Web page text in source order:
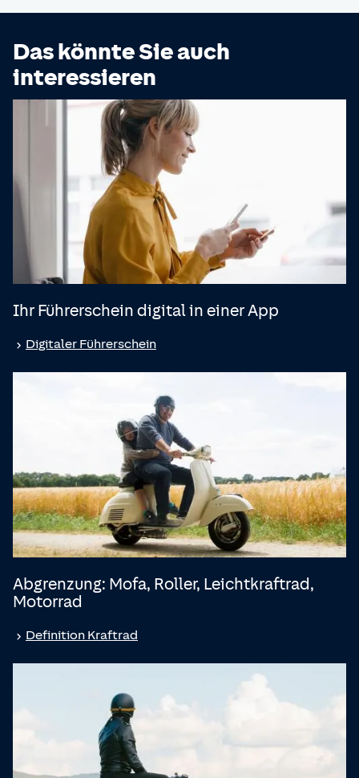
Das könnte Sie auch
interessieren
Ihr Führerschein digital in einer App
Digitaler Führerschein
Abgrenzung: Mofa, Roller, Leicht­kraftrad,
Motorrad
Definition Kraftrad